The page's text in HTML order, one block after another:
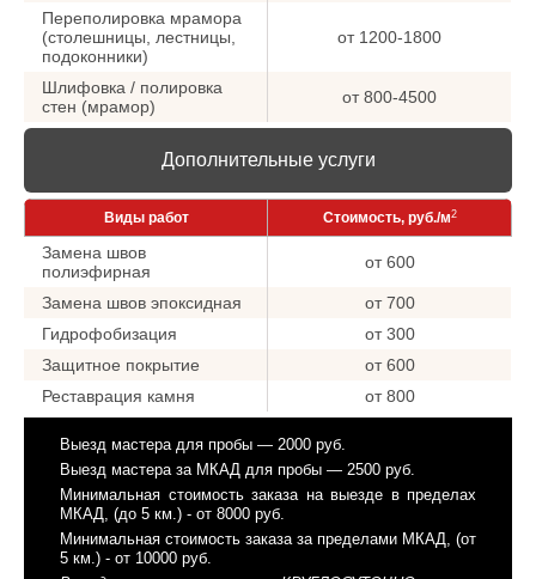
Переполировка мрамора
(столешницы, лестницы,
подоконники)
от 1200-1800
Шлифовка / полировка
стен (мрамор)
от 800-4500
Дополнительные услуги
Виды работ Стоимость, руб./м2
Замена швов
полиэфирная
от 600
Замена швов эпоксидная
от 700
Гидрофобизация
от 300
Защитное покрытие
от 600
Реставрация камня
от 800
Выезд мастера для пробы — 2000 руб.
Выезд мастера за МКАД для пробы — 2500 руб.
Минимальная стоимость заказа на выезде в пределах
МКАД, (до 5 км.) - от 8000 руб.
Минимальная стоимость заказа за пределами МКАД, (от
5 км.) - от 10000 руб.